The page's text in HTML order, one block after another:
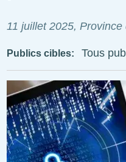
11 juillet 2025, Province
Publics cibles Tous
Illustration